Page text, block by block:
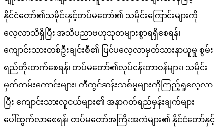
နိုင်ငံတော်၏သမိုင်းနှင့်တပ်မတော်၏ သမိုင်းကြောင်းများကို
လေ့လာသိရှိပြီး အသိပညာဗဟုသုတများစွာရရှိစေရန်၊
ကျောင်းသားတစ်ဦးချင်းစီ၏ ပြင်ပလေ့လာမှတ်သားနာယူမှု စွမ်း
ရည်တိုးတက်စေရန်၊ တပ်မတော်၏လုပ်ငန်းတာဝန်များ၊ သမိုင်း
မှတ်တမ်းကောင်းများ၊ တီထွင်ဆန်းသစ်မှုများကိုကြည့်ရှုလေ့လာ
ပြီး ကျောင်းသားလူငယ်များ၏ အနာဂတ်ရည်မှန်းချက်များ
ပေါ်ထွက်လာစေရန်၊ တပ်မတော်အကြီးအကဲများ၏ နိုင်ငံတော်နှင့်